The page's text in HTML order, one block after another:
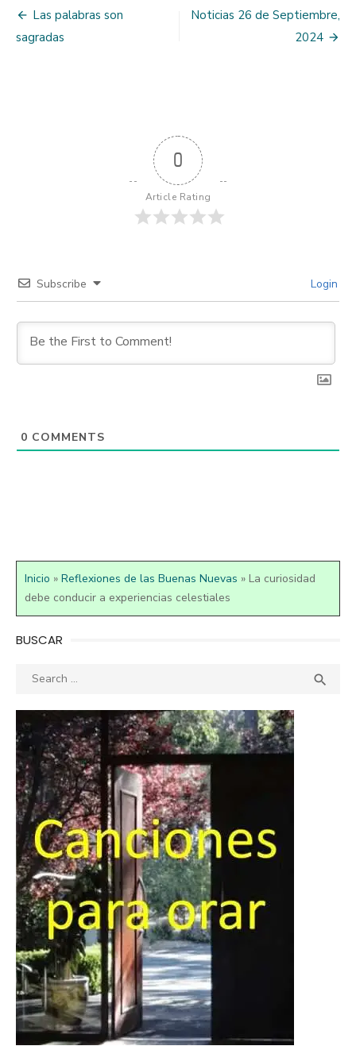
Post
navigation
Las palabras son
sagradas
Noticias 26 de Septiembre,
2024
0
Article Rating
Subscribe Login
0 COMMENTS
Inicio » Reflexiones de las Buenas Nuevas » La curiosidad
debe conducir a experiencias celestiales
BUSCAR
Search
